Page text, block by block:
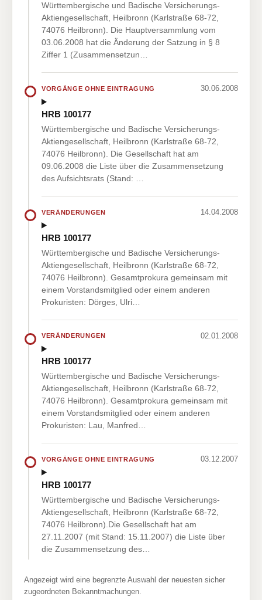
Württembergische und Badische Versicherungs-
Aktiengesellschaft, Heilbronn (Karlstraße 68-72,
74076 Heilbronn). Die Hauptversammlung vom
03.06.2008 hat die Änderung der Satzung in § 8
Ziffer 1 (Zusammensetzun…
VORGÄNGE OHNE EINTRAGUNG 30.06.2008
HRB 100177
Württembergische und Badische Versicherungs-
Aktiengesellschaft, Heilbronn (Karlstraße 68-72,
74076 Heilbronn). Die Gesellschaft hat am
09.06.2008 die Liste über die Zusammensetzung
des Aufsichtsrats (Stand: …
VERÄNDERUNGEN 14.04.2008
HRB 100177
Württembergische und Badische Versicherungs-
Aktiengesellschaft, Heilbronn (Karlstraße 68-72,
74076 Heilbronn). Gesamtprokura gemeinsam mit
einem Vorstandsmitglied oder einem anderen
Prokuristen: Dörges, Ulri…
VERÄNDERUNGEN 02.01.2008
HRB 100177
Württembergische und Badische Versicherungs-
Aktiengesellschaft, Heilbronn (Karlstraße 68-72,
74076 Heilbronn). Gesamtprokura gemeinsam mit
einem Vorstandsmitglied oder einem anderen
Prokuristen: Lau, Manfred…
VORGÄNGE OHNE EINTRAGUNG 03.12.2007
HRB 100177
Württembergische und Badische Versicherungs-
Aktiengesellschaft, Heilbronn (Karlstraße 68-72,
74076 Heilbronn).Die Gesellschaft hat am
27.11.2007 (mit Stand: 15.11.2007) die Liste über
die Zusammensetzung des…
Angezeigt wird eine begrenzte Auswahl der neuesten sicher
zugeordneten Bekanntmachungen.